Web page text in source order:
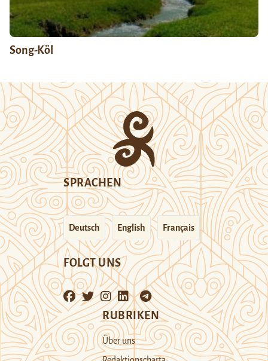
Song-Köl
SPRACHEN
Deutsch English Français
FOLGT UNS
RUBRIKEN
Über uns